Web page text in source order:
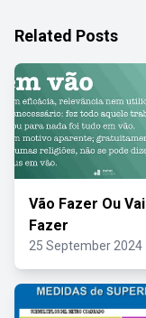
Related Posts
Vão Fazer Ou Vai
Fazer
25 September 2024